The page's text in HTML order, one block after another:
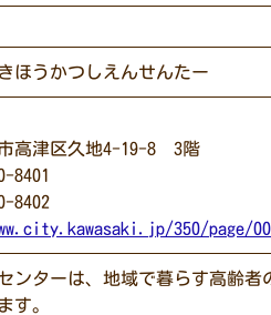
ほうかつしえんせんたー
高津区久地4-19-8 3階
8401
8402
350/page/
ンターは、地域で暮らす高齢
す。